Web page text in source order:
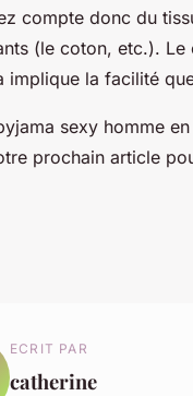
compte donc du
(le coton, etc.).
implique la facilité
sexy homme
prochain article
ECRIT PAR
catherine